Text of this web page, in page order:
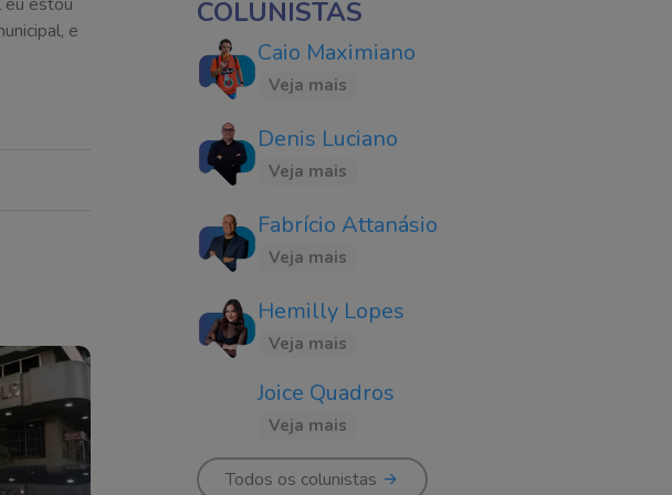
e
COLUNISTAS
Caio Maximiano
Veja mais
Denis Luciano
Veja mais
Fabrício Attanásio
Veja mais
Hemilly Lopes
Veja mais
Joice Quadros
Veja mais
Todos os colunistas